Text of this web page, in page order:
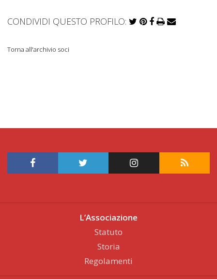
CONDIVIDI QUESTO PROFILO:
Torna all'archivio soci
L’Associazione
Statuto
Storia
Regolamenti